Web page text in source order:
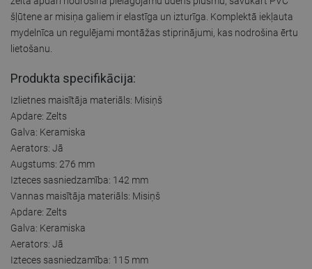
šļūtene ar misiņa galiem ir elastīga un izturīga. Komplektā iekļauta
mydelnīca un regulējami montāžas stiprinājumi, kas nodrošina ērtu
lietošanu.
Produkta specifikācija:
Izlietnes maisītāja materiāls: Misiņš
Apdare: Zelts
Galva: Keramiska
Aerators: Jā
Augstums: 276 mm
Izteces sasniedzamība: 142 mm
Vannas maisītāja materiāls: Misiņš
Apdare: Zelts
Galva: Keramiska
Aerators: Jā
Izteces sasniedzamība: 115 mm